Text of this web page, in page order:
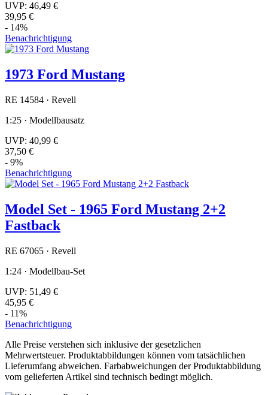
UVP: 46,49 €
39,95 €
- 14%
Benachrichtigung
1973 Ford Mustang
RE 14584 · Revell
1:25 · Modellbausatz
UVP: 40,99 €
37,50 €
- 9%
Benachrichtigung
Model Set - 1965 Ford Mustang 2+2
Fastback
RE 67065 · Revell
1:24 · Modellbau-Set
UVP: 51,49 €
45,95 €
- 11%
Benachrichtigung
Alle Preise verstehen sich inklusive der gesetzlichen
Mehrwertsteuer. Produktabbildungen können vom tatsächlichen
Lieferumfang abweichen. Farbabweichungen der Produktabbildung
vom gelieferten Artikel sind technisch bedingt möglich.